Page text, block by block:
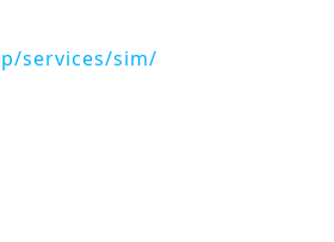
services/sim/